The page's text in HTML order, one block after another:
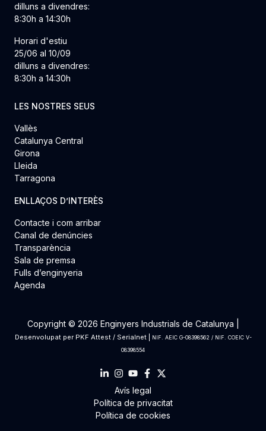
dilluns a divendres:
8:30h a 14:30h
Horari d'estiu
25/06 al 10/09
dilluns a divendres:
8:30h a 14:30h
LES NOSTRES SEUS
Vallès
Catalunya Central
Girona
Lleida
Tarragona
ENLLAÇOS D’INTERÈS
Contacte i com arribar
Canal de denúncies
Transparència
Sala de premsa
Fulls d’enginyeria
Agenda
Copyright © 2026 Enginyers Industrials de Catalunya |
Desenvolupat per PKF Attest/ Serialnet|
NIF. AEIC G-08398562 / NIF. COEIC V-
08398554
Avís legal
Política de privacitat
Política de cookies